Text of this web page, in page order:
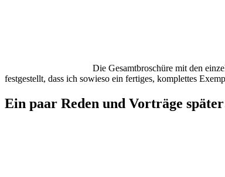
Die Gesamtbroschüre mit den
festgestellt, dass ich sowieso ein fertiges, komplettes
Ein paar Reden und Vorträge